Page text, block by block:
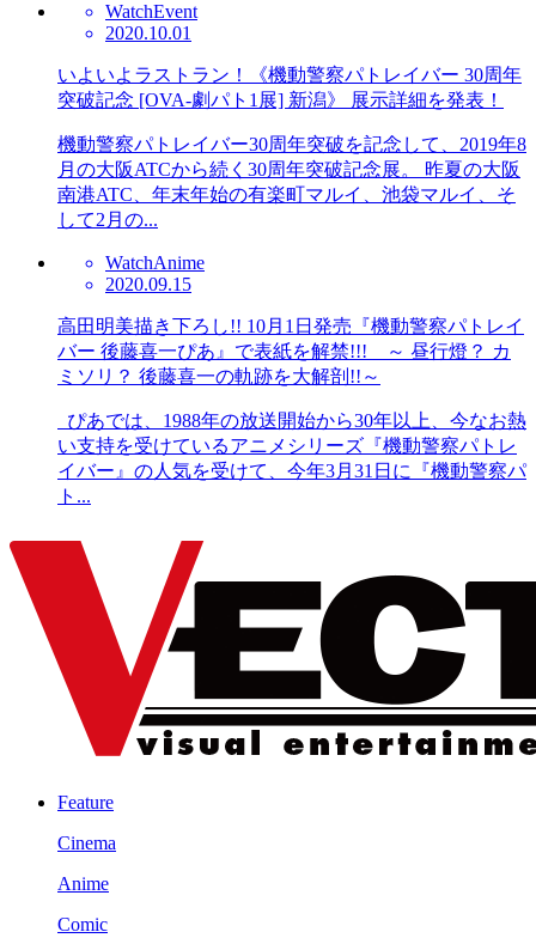
WatchEvent
2020.10.01
いよいよラストラン！《機動警察パトレイバー 30周年
突破記念 [OVA-劇パト1展] 新潟》 展示詳細を発表！
機動警察パトレイバー30周年突破を記念して、2019年8
月の大阪ATCから続く30周年突破記念展。 昨夏の大阪
南港ATC、年末年始の有楽町マルイ、池袋マルイ、そ
して2月の...
WatchAnime
2020.09.15
高田明美描き下ろし!! 10月1日発売『機動警察パトレイ
バー 後藤喜一ぴあ』で表紙を解禁!!! ～ 昼行燈？ カ
ミソリ？ 後藤喜一の軌跡を大解剖!!～
ぴあでは、1988年の放送開始から30年以上、今なお熱
い支持を受けているアニメシリーズ『機動警察パトレ
イバー』の人気を受けて、今年3月31日に『機動警察パ
ト...
Feature
Cinema
Anime
Comic